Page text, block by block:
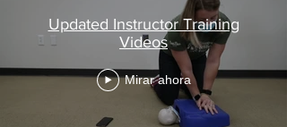
Updated Instructor Training
Videos
Mirar ahora